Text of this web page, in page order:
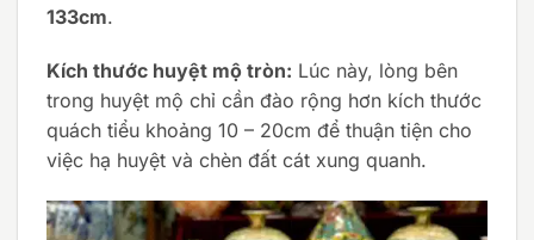
133cm.
Kích thước huyệt mộ tròn: Lúc này, lòng bên
trong huyệt mộ chỉ cần đào rộng hơn kích thước
quách tiểu khoảng 10 – 20cm để thuận tiện cho
việc hạ huyệt và chèn đất cát xung quanh.